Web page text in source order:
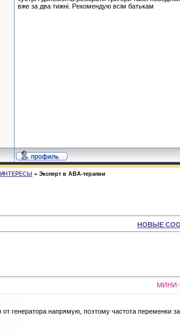
вже за два тижні. Рекомендую всім батькам
ИНТЕРЕСЫ » Эксперт в ABA-терапии
НОВЫЕ
МИНИ-